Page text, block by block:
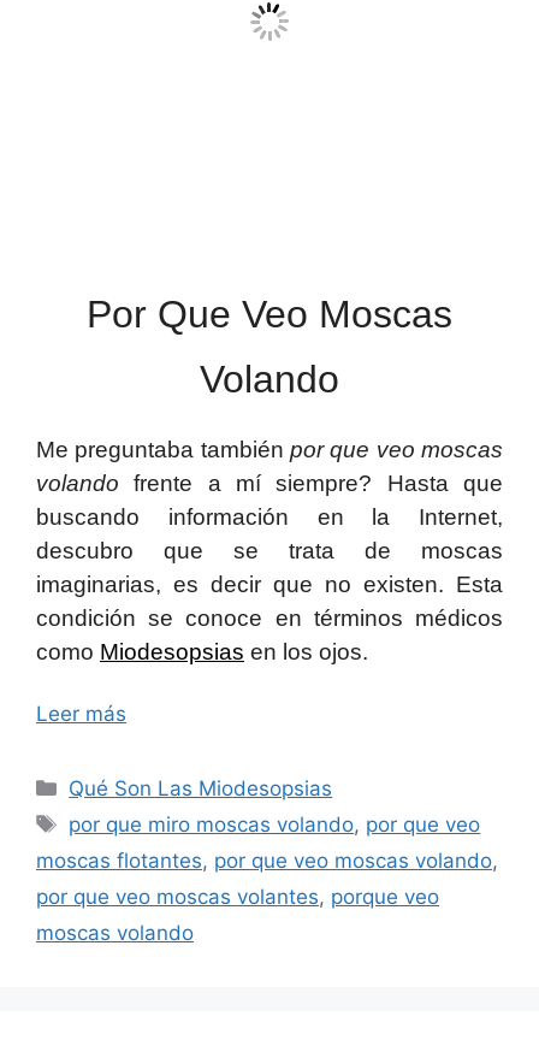
Por Que Veo Moscas
Volando
Me preguntaba también por que veo moscas
volando frente a mí siempre? Hasta que
buscando información en la Internet,
descubro que se trata de moscas
imaginarias, es decir que no existen. Esta
condición se conoce en términos médicos
como Miodesopsias en los ojos.
Leer más
Categorías
Qué Son Las Miodesopsias
Etiquetas
por que miro moscas volando, por que veo
moscas flotantes, por que veo moscas volando,
por que veo moscas volantes, porque veo
moscas volando